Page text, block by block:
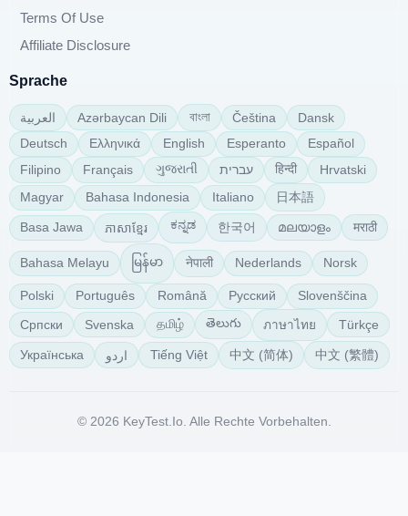
Terms Of Use
Affiliate Disclosure
Sprache
العربية Azərbaycan Dili বাংলা Čeština
Dansk
Deutsch
Ελληνικά English Esperanto
Español
Filipino
Français ગુજરાતી עברית हिन्दी Hrvatski
Magyar Bahasa Indonesia Italiano 日本語
Basa Jawa ភាសាខ្មែរ ಕನ್ನಡ 한국어 മലയാളം मराठी
Bahasa Melayu မြန်မာ नेपाली Nederlands Norsk
Polski Português Română Русский Slovenščina
Српски Svenska தமிழ் తెలుగు ภาษาไทย Türkçe
Українська اردو Tiếng Việt 中文 (简体) 中文 (繁體)
© 2026 KeyTest.io. Alle Rechte Vorbehalten.